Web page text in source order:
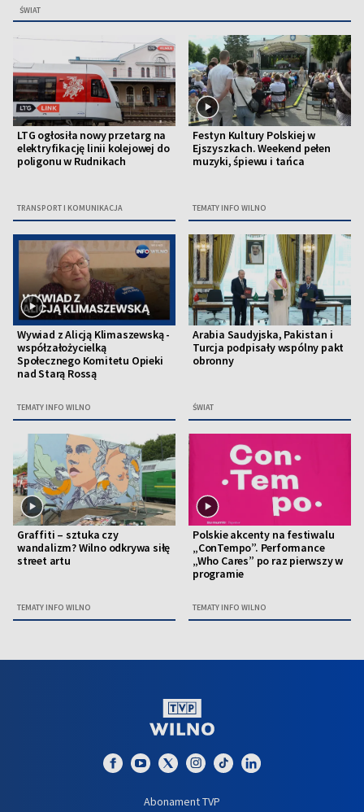
ŚWIAT
LTG ogłosiła nowy przetarg na
elektryfikację linii kolejowej do
poligonu w Rudnikach
TRANSPORT I KOMUNIKACJA
Festyn Kultury Polskiej w
Ejszyszkach. Weekend pełen
muzyki, śpiewu i tańca
TEMATY INFO WILNO
Wywiad z Alicją Klimaszewską -
współzałożycielką
Społecznego Komitetu Opieki
nad Starą Rossą
TEMATY INFO WILNO
Arabia Saudyjska, Pakistan i
Turcja podpisały wspólny pakt
obronny
ŚWIAT
Graffiti – sztuka czy
wandalizm? Wilno odkrywa siłę
street artu
TEMATY INFO WILNO
Polskie akcenty na festiwalu
„ConTempo”. Performance
„Who Cares” po raz pierwszy w
programie
TEMATY INFO WILNO
Abonament TVP